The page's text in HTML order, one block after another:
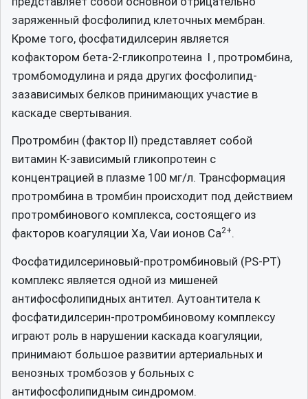
заряженный фосфолипид клеточных мембран.
Кроме того, фосфатидилсерин является
кофактором бета-2-гликопротеина I , протромбина,
тромбомодулина и ряда других фосфолипид-
зазависимых белков принимающих участие в
каскаде свертывания.
Протромбин (фактор II) представляет собой
витамин К-зависимый гликопротеин с
концентрацией в плазме 100 мг/л. Трансформация
протромбина в тромбин происходит под действием
протромбинового комплекса, состоящего из
факторов коагуляции Xa, Vaи ионов Ca2+.
Фосфатидилсериновый-протромбиновый (PS-PT)
комплекс является одной из мишеней
антифосфолипидных антител. Аутоантитела к
фосфатидилсерин-протромбиновому комплексу
играют роль в нарушении каскада коагуляции,
принимают большое развитии артериальных и
венозных тромбозов у больных с
антифосфолипидным синдромом.